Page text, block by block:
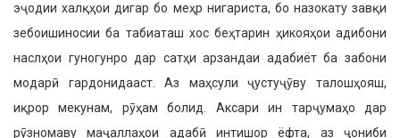
эҷодии халқҳои дигар бо меҳр нигариста, бо назокату завқи
зебоишиносии ба та­биаташ хос беҳтарин ҳикояҳои адибони
наслҳои гуногунро дар сатҳи арзандаи адабиёт ба забони
модарӣ гардонидааст. Аз маҳсули ҷустуҷӯву талошҳояш,
иқрор мекунам, рӯҳам болид. Аксари ин тарҷу­маҳо дар
рӯзномаву маҷаллаҳои адабӣ интишор ёфта, аз ҷониби